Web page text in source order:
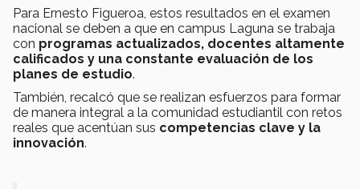
Para Ernesto Figueroa, estos resultados en el examen
nacional se deben a que en campus Laguna se trabaja
con programas actualizados, docentes altamente
calificados y una constante evaluación de los
planes de estudio.
También, recalcó que se realizan esfuerzos para formar
de manera integral a la comunidad estudiantil con retos
reales que acentúan sus competencias clave y la
innovación.